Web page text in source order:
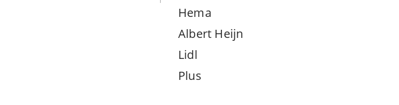
Hema
Albert Heijn
Lidl
Plus